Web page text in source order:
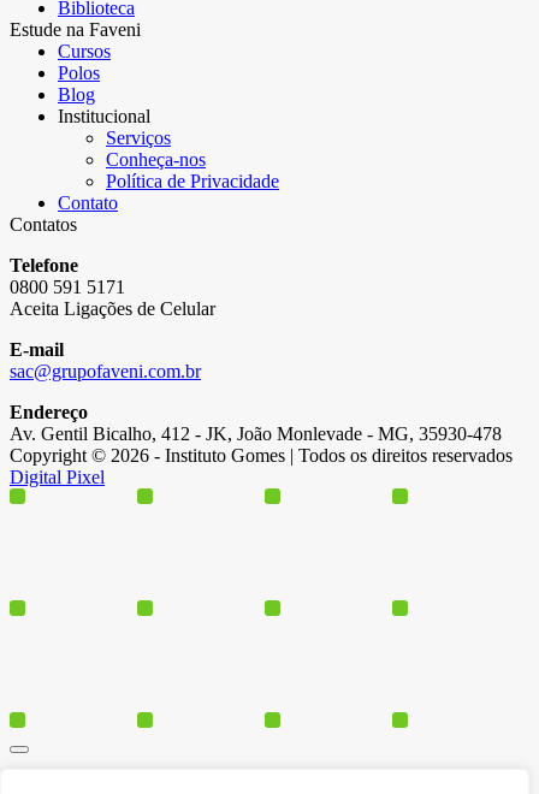
Biblioteca
Estude na Faveni
Cursos
Polos
Blog
Institucional
Serviços
Conheça-nos
Política de Privacidade
Contato
Contatos
Telefone
0800 591 5171
Aceita Ligações de Celular
E-mail
sac@grupofaveni.com.br
Endereço
Av. Gentil Bicalho, 412 - JK, João Monlevade - MG, 35930-478
Copyright © 2026 - Instituto Gomes | Todos os direitos reservados
Digital Pixel